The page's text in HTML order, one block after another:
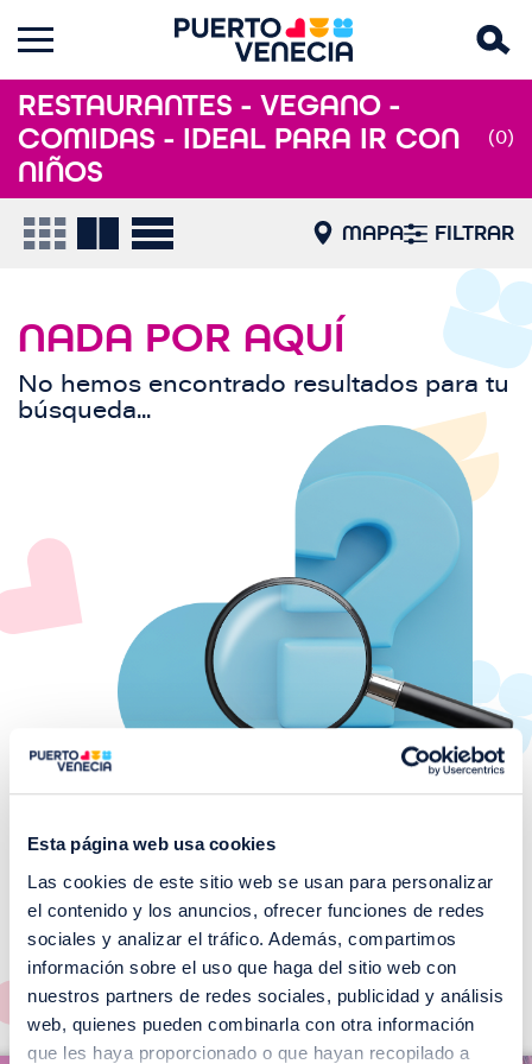
Esta página web usa cookies
Las cookies de este sitio web se usan para personalizar
el contenido y los anuncios, ofrecer funciones de redes
sociales y analizar el tráfico. Además, compartimos
información sobre el uso que haga del sitio web con
nuestros partners de redes sociales, publicidad y análisis
web, quienes pueden combinarla con otra información
que les haya proporcionado o que hayan recopilado a
RESTAURANTES - VEGANO -
COMIDAS - IDEAL PARA IR CON
NIÑOS
(0)
MAPA FILTRAR
NADA POR AQUÍ
No hemos encontrado resultados para tu
búsqueda...
¡No te pierdas nuestros
EVENTOS!
Ver todos >